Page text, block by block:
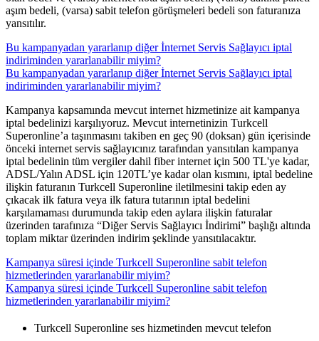
aşım bedeli, (varsa) sabit telefon görüşmeleri bedeli son faturanıza
yansıtılır.​​​
Bu kampanyadan yararlanıp diğer İnternet Servis Sağlayıcı iptal
indiriminden yararlanabilir miyim?
Bu kampanyadan yararlanıp diğer İnternet Servis Sağlayıcı iptal
indiriminden yararlanabilir miyim?
​Kampanya kapsamında mevcut internet hizmetinize ait kampanya
iptal bedelinizi karşılıyoruz. Mevcut internetinizin Turkcell
Superonline’a taşınmasını takiben en geç 90 (doksan) gün içerisinde
önceki internet servis sağlayıcınız tarafından yansıtılan kampanya
iptal bedelinin tüm vergiler dahil fiber internet için 500 TL'ye kadar,
ADSL/Yalın ADSL için 120TL’ye kadar olan kısmını, iptal bedeline
ilişkin faturanın Turkcell Superonline iletilmesini takip eden ay
çıkacak ilk fatura veya ilk fatura tutarının iptal bedelini
karşılamaması durumunda takip eden aylara ilişkin faturalar
üzerinden tarafınıza “Diğer Servis Sağlayıcı İndirimi” başlığı altında
toplam miktar üzerinden indirim şeklinde yansıtılacaktır.​
Kampanya süresi içinde Turkcell Superonline sabit telefon
hizmetlerinden yararlanabilir miyim?
Kampanya süresi içinde Turkcell Superonline sabit telefon
hizmetlerinden yararlanabilir miyim?
Turkcell Superonline ses hizmetinden mevcut telefon